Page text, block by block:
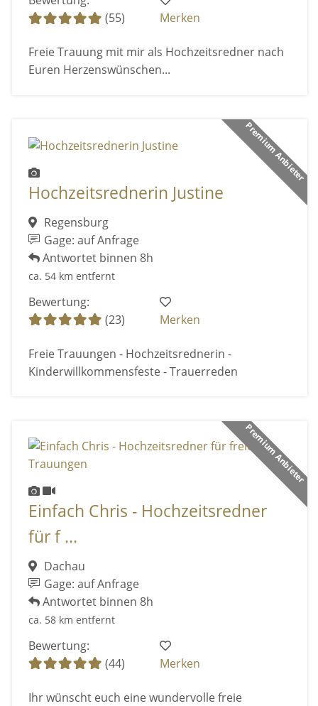
(55)
Merken
Freie Trauung mit mir als Hochzeitsredner nach
Euren Herzenswünschen...
Premium Anbieter
Hochzeitsrednerin Justine
Regensburg
Gage: auf Anfrage
Antwortet binnen 8h
ca. 54 km entfernt
Bewertung:
(23)
Merken
Freie Trauungen - Hochzeitsrednerin -
Kinderwillkommensfeste - Trauerreden
Premium Anbieter
Einfach Chris - Hochzeitsredner
für f ...
Dachau
Gage: auf Anfrage
Antwortet binnen 8h
ca. 58 km entfernt
Bewertung:
(44)
Merken
Ihr wünscht euch eine wundervolle freie